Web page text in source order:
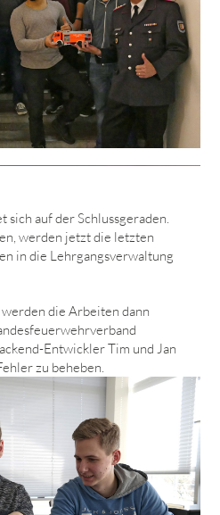
auf der Schlussgeraden.
werden jetzt die letzten
in die Lehrgangsverwaltung
die Arbeiten dann
Entwickler Tim und Jan
zu beheben.